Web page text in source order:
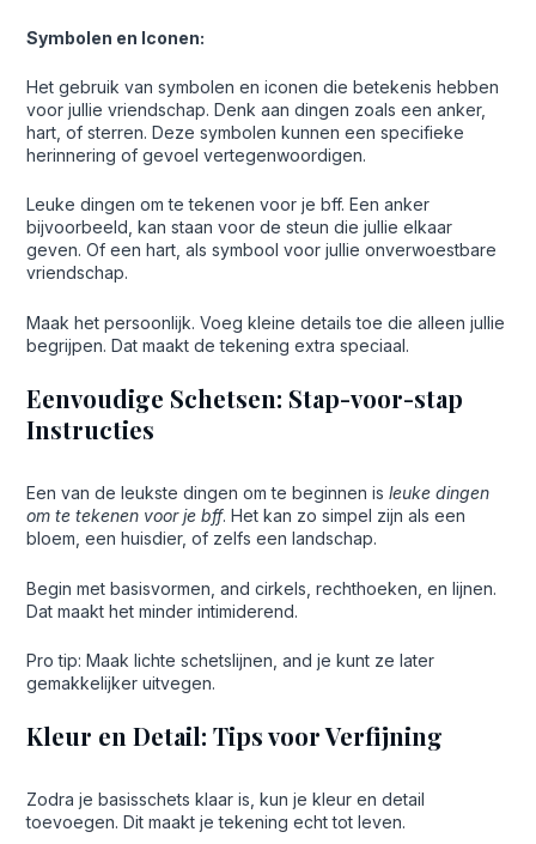
Symbolen en Iconen:
Het gebruik van symbolen en iconen die betekenis hebben
voor jullie vriendschap. Denk aan dingen zoals een anker,
hart, of sterren. Deze symbolen kunnen een specifieke
herinnering of gevoel vertegenwoordigen.
Leuke dingen om te tekenen voor je bff. Een anker
bijvoorbeeld, kan staan voor de steun die jullie elkaar
geven. Of een hart, als symbool voor jullie onverwoestbare
vriendschap.
Maak het persoonlijk. Voeg kleine details toe die alleen jullie
begrijpen. Dat maakt de tekening extra speciaal.
Eenvoudige Schetsen: Stap-voor-stap
Instructies
Een van de leukste dingen om te beginnen is leuke dingen
om te tekenen voor je bff. Het kan zo simpel zijn als een
bloem, een huisdier, of zelfs een landschap.
Begin met basisvormen, and cirkels, rechthoeken, en lijnen.
Dat maakt het minder intimiderend.
Pro tip: Maak lichte schetslijnen, and je kunt ze later
gemakkelijker uitvegen.
Kleur en Detail: Tips voor Verfijning
Zodra je basisschets klaar is, kun je kleur en detail
toevoegen. Dit maakt je tekening echt tot leven.